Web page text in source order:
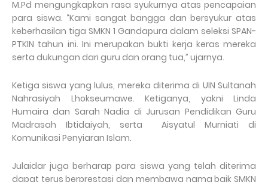
M.Pd mengungkapkan rasa syukurnya atas pencapaian
para siswa. “Kami sangat bangga dan bersyukur atas
keberhasilan tiga SMKN 1 Gandapura dalam seleksi SPAN-
PTKIN tahun ini. Ini merupakan bukti kerja keras mereka
serta dukungan dari guru dan orang tua,” ujarnya.
Ketiga siswa yang lulus, mereka diterima di UIN Sultanah
Nahrasiyah Lhokseumawe. Ketiganya, yakni Linda
Humaira dan Sarah Nadia di Jurusan Pendidikan Guru
Madrasah Ibtidaiyah, serta Aisyatul Murniati di
Komunikasi Penyiaran Islam.
Julaidar juga berharap para siswa yang telah diterima
dapat terus berprestasi dan membawa nama baik SMKN